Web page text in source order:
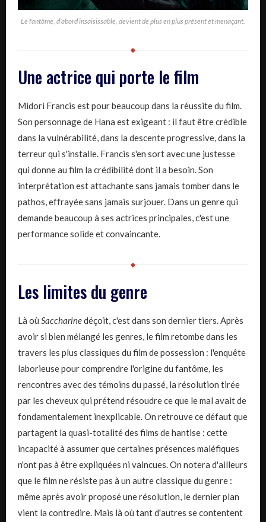
Le fantôme, d'abord insaisissable, devient de plus en plus présent et menaçant.
Une actrice qui porte le film
Midori Francis est pour beaucoup dans la réussite du film.
Son personnage de Hana est exigeant : il faut être crédible
dans la vulnérabilité, dans la descente progressive, dans la
terreur qui s'installe. Francis s'en sort avec une justesse
qui donne au film la crédibilité dont il a besoin. Son
interprétation est attachante sans jamais tomber dans le
pathos, effrayée sans jamais surjouer. Dans un genre qui
demande beaucoup à ses actrices principales, c'est une
performance solide et convaincante.
Les limites du genre
Là où Saccharinedéçoit, c'est dans son dernier tiers. Après
avoir si bien mélangé les genres, le film retombe dans les
travers les plus classiques du film de possession : l'enquête
laborieuse pour comprendre l'origine du fantôme, les
rencontres avec des témoins du passé, la résolution tirée
par les cheveux qui prétend résoudre ce que le mal avait de
fondamentalement inexplicable. On retrouve ce défaut que
partagent la quasi-totalité des films de hantise : cette
incapacité à assumer que certaines présences maléfiques
n'ont pas à être expliquées ni vaincues. On notera d'ailleurs
que le film ne résiste pas à un autre classique du genre :
même après avoir proposé une résolution, le dernier plan
vient la contredire. Mais là où tant d'autres se contentent